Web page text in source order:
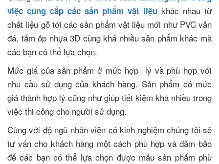
việc cung cấp các sản phẩm vật liệu khác nhau từ
chất liệu gỗ tới các sản phẩm vật liệu mới như PVC vân
đá, tấm ốp nhựa 3D cùng khá nhiều sản phẩm khác mà
các bạn có thể lựa chọn.
Mức giá của sản phẩm ở mức hợp lý và phù hợp với
nhu cầu sử dụng của khách hàng. Sản phẩm có mức
giá thành hợp lý cũng như giúp tiết kiệm khá nhiều trong
việc thi công cho người sử dụng.
Cùng với độ ngũ nhân viên có kinh nghiệm chúng tôi sẽ
tư vấn cho khách hàng một cách phù hợp và đảm bảo
để các bạn có thể lựa chọn được mẫu sản phẩm phù